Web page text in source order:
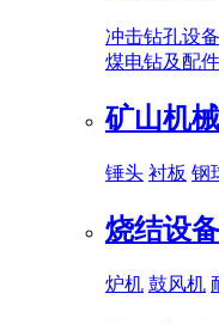
冲击钻孔设备
煤电钻及配件
矿山机
锤头 衬板 钢
烧结设备
炉机 鼓风机